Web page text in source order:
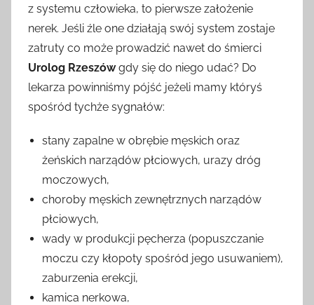
z systemu człowieka, to pierwsze założenie
nerek. Jeśli źle one działają swój system zostaje
zatruty co może prowadzić nawet do śmierci
Urolog Rzeszówgdy się do niego udać? Do
lekarza powinniśmy pójść jeżeli mamy któryś
spośród tychże sygnałów:
stany zapalne w obrębie męskich oraz
żeńskich narządów płciowych, urazy dróg
moczowych,
choroby męskich zewnętrznych narządów
płciowych,
wady w produkcji pęcherza (popuszczanie
moczu czy kłopoty spośród jego usuwaniem),
zaburzenia erekcji,
kamica nerkowa,